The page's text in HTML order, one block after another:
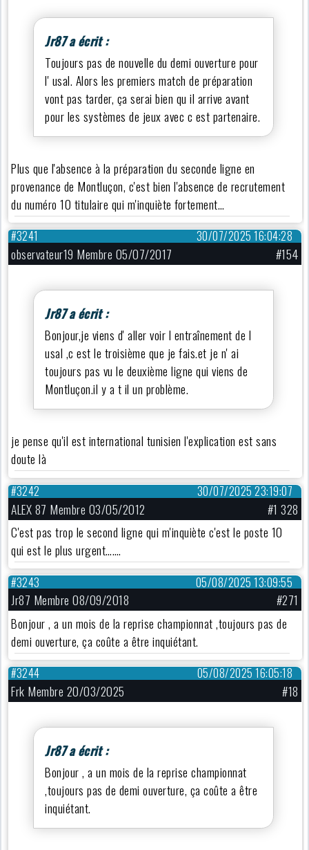
Jr87 a écrit :
Toujours pas de nouvelle du demi ouverture pour
l' usal. Alors les premiers match de préparation
vont pas tarder, ça serai bien qu il arrive avant
pour les systèmes de jeux avec c est partenaire.
Plus que l'absence à la préparation du seconde ligne en
provenance de Montluçon, c'est bien l'absence de recrutement
du numéro 10 titulaire qui m'inquiète fortement…
30/07/2025 16:04:28
#3241
observateur19 Membre 05/07/2017 #154
Jr87 a écrit :
Bonjour,je viens d' aller voir l entraînement de l
usal ,c est le troisième que je fais.et je n' ai
toujours pas vu le deuxième ligne qui viens de
Montluçon.il y a t il un problème.
je pense qu'il est international tunisien l'explication est sans
doute là
30/07/2025 23:19:07
#3242
ALEX 87 Membre 03/05/2012
#1 328
C'est pas trop le second ligne qui m'inquiète c'est le poste 10
qui est le plus urgent…….
05/08/2025 13:09:55
#3243
Jr87 Membre 08/09/2018
#271
Bonjour , a un mois de la reprise championnat ,toujours pas de
demi ouverture, ça coûte a être inquiétant.
05/08/2025 16:05:18
#3244
Frk Membre 20/03/2025 #18
Jr87 a écrit :
Bonjour , a un mois de la reprise championnat
,toujours pas de demi ouverture, ça coûte a être
inquiétant.